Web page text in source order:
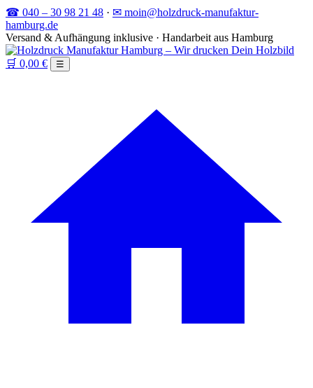
☎ 040 – 30 98 21 48 · ✉ moin@holzdruck-manufaktur-
hamburg.de
Versand & Aufhängung inklusive · Handarbeit aus Hamburg
🛒 0,00 € ☰